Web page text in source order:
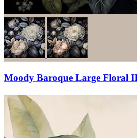
Moody Baroque Large Floral